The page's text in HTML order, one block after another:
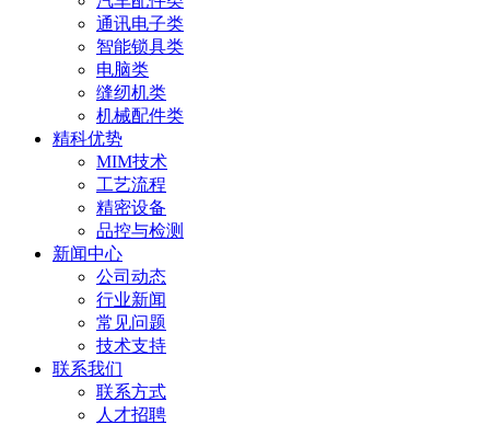
通讯电子类
智能锁具类
电脑类
缝纫机类
机械配件类
精科优势
MIM技术
工艺流程
精密设备
品控与检测
新闻中心
公司动态
行业新闻
常见问题
技术支持
联系我们
联系方式
人才招聘